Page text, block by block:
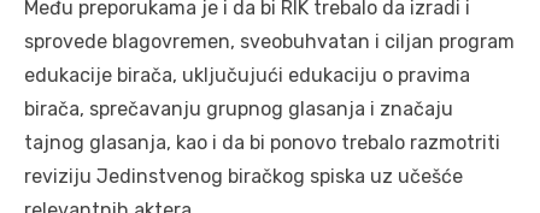
Među preporukama je i da bi RIK trebalo da izradi i
sprovede blagovremen, sveobuhvatan i ciljan program
edukacije birača, uključujući edukaciju o pravima
birača, sprečavanju grupnog glasanja i značaju
tajnog glasanja, kao i da bi ponovo trebalo razmotriti
reviziju Jedinstvenog biračkog spiska uz učešće